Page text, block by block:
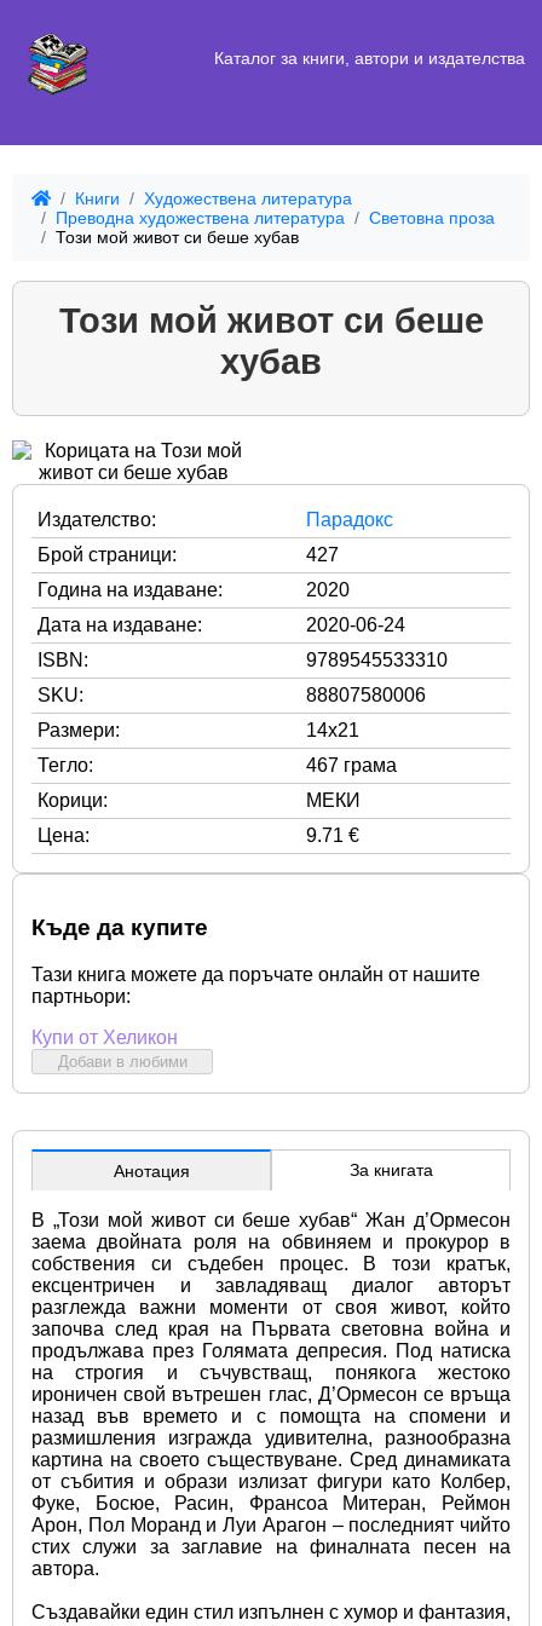
Каталог за книги, автори и издателства
Книги
Художествена литература
Преводна художествена литература
Световна проза
Този мой живот си беше хубав
Този мой живот си беше
хубав
Издателство:
Парадокс
Брой страници:
427
Година на издаване:
2020
Дата на издаване:
2020-06-24
ISBN:
9789545533310
SKU:
88807580006
Размери:
14x21
Тегло:
467 грама
Корици:
МЕКИ
Цена:
9.71 €
Къде да купите
Тази книга можете да поръчате онлайн от нашите
партньори:
Купи от Хеликон
Добави в любими
Анотация За книгата
В „Този мой живот си беше хубав“ Жан д’Ормесон
заема двойната роля на обвиняем и прокурор в
собствения си съдебен процес. В този кратък,
ексцентричен и завладяващ диалог авторът
разглежда важни моменти от своя живот, който
започва след края на Първата световна война и
продължава през Голямата депресия. Под натиска
на строгия и съчувстващ, понякога жестоко
ироничен свой вътрешен глас, Д’Ормесон се връща
назад във времето и с помощта на спомени и
размишления изгражда удивителна, разнообразна
картина на своето съществуване. Сред динамиката
от събития и образи излизат фигури като Колбер,
Фуке, Босюе, Расин, Франсоа Митеран, Реймон
Арон, Пол Моранд и Луи Арагон – последният чийто
стих служи за заглавие на финалната песен на
автора.
Създавайки един стил изпълнен с хумор и фантазия,